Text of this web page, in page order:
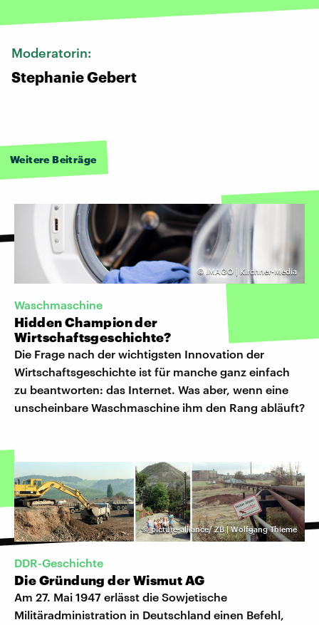
Moderatorin:
Stephanie Gebert
Weitere Beiträge
©IMAGO | Kirchner-Media
Waschmaschine
Hidden Champion der
Wirtschaftsgeschichte?
Die Frage nach der wichtigsten Innovation der
Wirtschaftsgeschichte ist für manche ganz einfach
zu beantworten: das Internet. Was aber, wenn eine
unscheinbare Waschmaschine ihm den Rang abläuft?
©picture-alliance/ ZB | Wolfgang Thieme
DDR-Geschichte
Die Gründung der Wismut AG
Am 27. Mai 1947 erlässt die Sowjetische
Militäradministration in Deutschland einen Befehl,